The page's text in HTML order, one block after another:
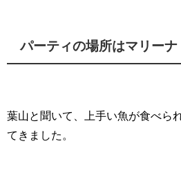
パーティの場所はマリーナ
葉山と聞いて、上手い魚が食べら
てきました。